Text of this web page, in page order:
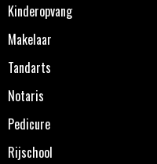
Kinderopvang
Makelaar
Tandarts
Notaris
Pedicure
Rijschool